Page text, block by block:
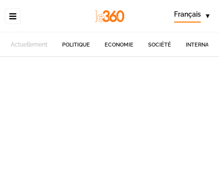
Français ▾
Actuellement POLITIQUE ECONOMIE SOCIÉTÉ